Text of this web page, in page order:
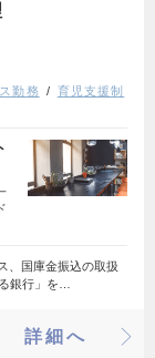
勤務
育児支援制
、国庫金振込の取扱
銀行」を…
詳細へ